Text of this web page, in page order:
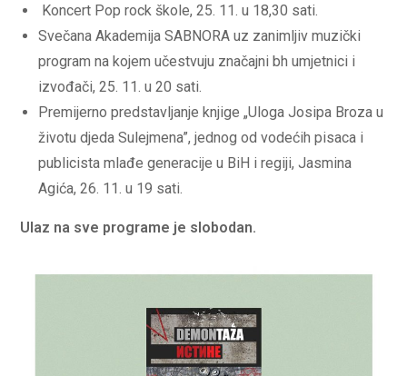
Koncert Pop rock škole, 25. 11. u 18,30 sati.
Svečana Akademija SABNORA uz zanimljiv muzički
program na kojem učestvuju značajni bh umjetnici i
izvođači, 25. 11. u 20 sati.
Premijerno predstavljanje knjige „Uloga Josipa Broza u
životu djeda Sulejmena”, jednog od vodećih pisaca i
publicista mlađe generacije u BiH i regiji, Jasmina
Agića, 26. 11. u 19 sati.
Ulaz na sve programe je slobodan.